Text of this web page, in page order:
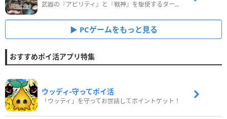
武器の『アビリティ』と『戦神』を駆使するターン制コマンドバトルRPG！
PCゲームをもっと見る
おすすめポイ活アプリ特集
ウッディ‐守ってポイ活
「ウッディ」を守ってお世話してポイントゲット！